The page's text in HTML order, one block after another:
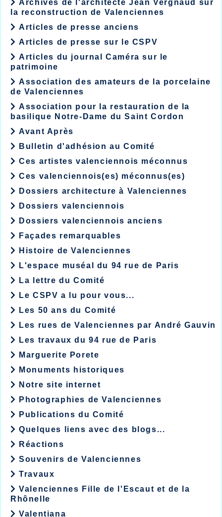
Archives de l'architecte Jean Vergnaud sur
la reconstruction de Valenciennes
Articles de presse anciens
Articles de presse sur le CSPV
Articles du journal Caméra sur le
patrimoine
Association des amateurs de la porcelaine
de Valenciennes
Association pour la restauration de la
basilique Notre-Dame du Saint Cordon
Avant Après
Bulletin d'adhésion au Comité
Ces artistes valenciennois méconnus
Ces valenciennois(es) méconnus(es)
Dossiers architecture à Valenciennes
Dossiers valenciennois
Dossiers valenciennois anciens
Façades remarquables
Histoire de Valenciennes
L'espace muséal du 94 rue de Paris
La lettre du Comité
Le CSPV a lu pour vous...
Les 50 ans du Comité
Les rues de Valenciennes par André Gauvin
Les travaux du 94 rue de Paris
Marguerite Porete
Monuments historiques
Notre site internet
Photographies de Valenciennes
Publications du Comité
Quelques liens avec des blogs...
Réactions
Souvenirs de Valenciennes
Travaux
Valenciennes Fille de l'Escaut et de la
Rhônelle
Valentiana